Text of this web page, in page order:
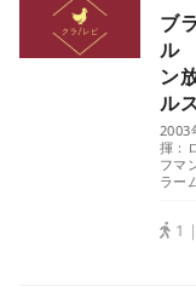
ブ
ル
ン
ル
2003
揮：
フマ
ラー
1